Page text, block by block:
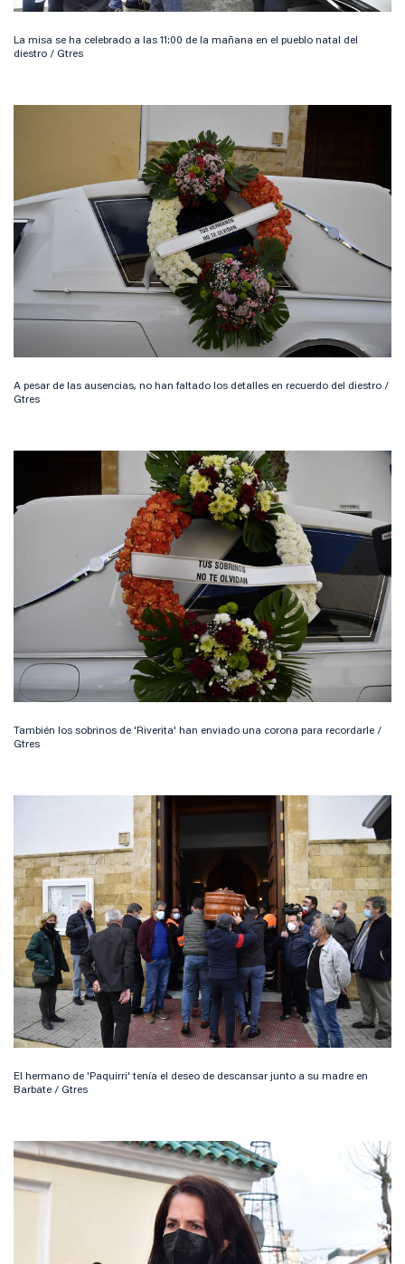
La misa se ha celebrado a las 11:00 de la mañana en el pueblo natal del
diestro / Gtres
A pesar de las ausencias, no han faltado los detalles en recuerdo del diestro /
Gtres
También los sobrinos de 'Riverita' han enviado una corona para recordarle /
Gtres
El hermano de 'Paquirri' tenía el deseo de descansar junto a su madre en
Barbate / Gtres